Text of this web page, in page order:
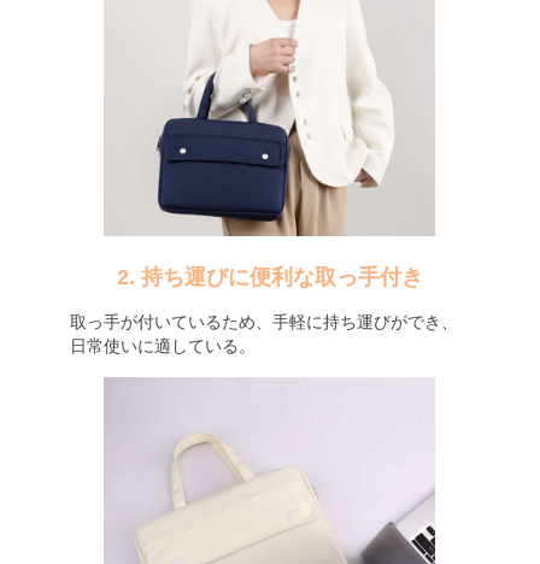
2. 持ち運びに便利な取っ手付き
取っ手が付いているため、手軽に持ち運びができ、
日常使いに適している。